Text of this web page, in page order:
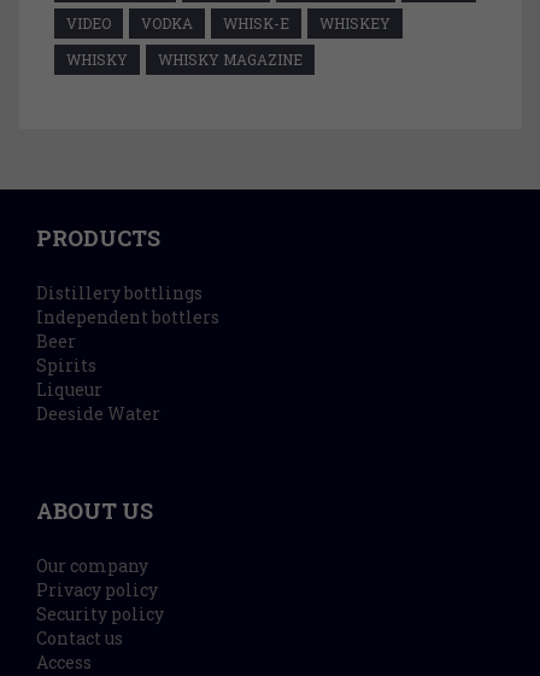
VIDEO
VODKA WHISK-E
WHISKEY
WHISKY
WHISKY MAGAZINE
PRODUCTS
Distillery bottlings
Independent bottlers
Beer
Spirits
Liqueur
Deeside Water
ABOUT US
Our company
Privacy policy
Security policy
Contact us
Access